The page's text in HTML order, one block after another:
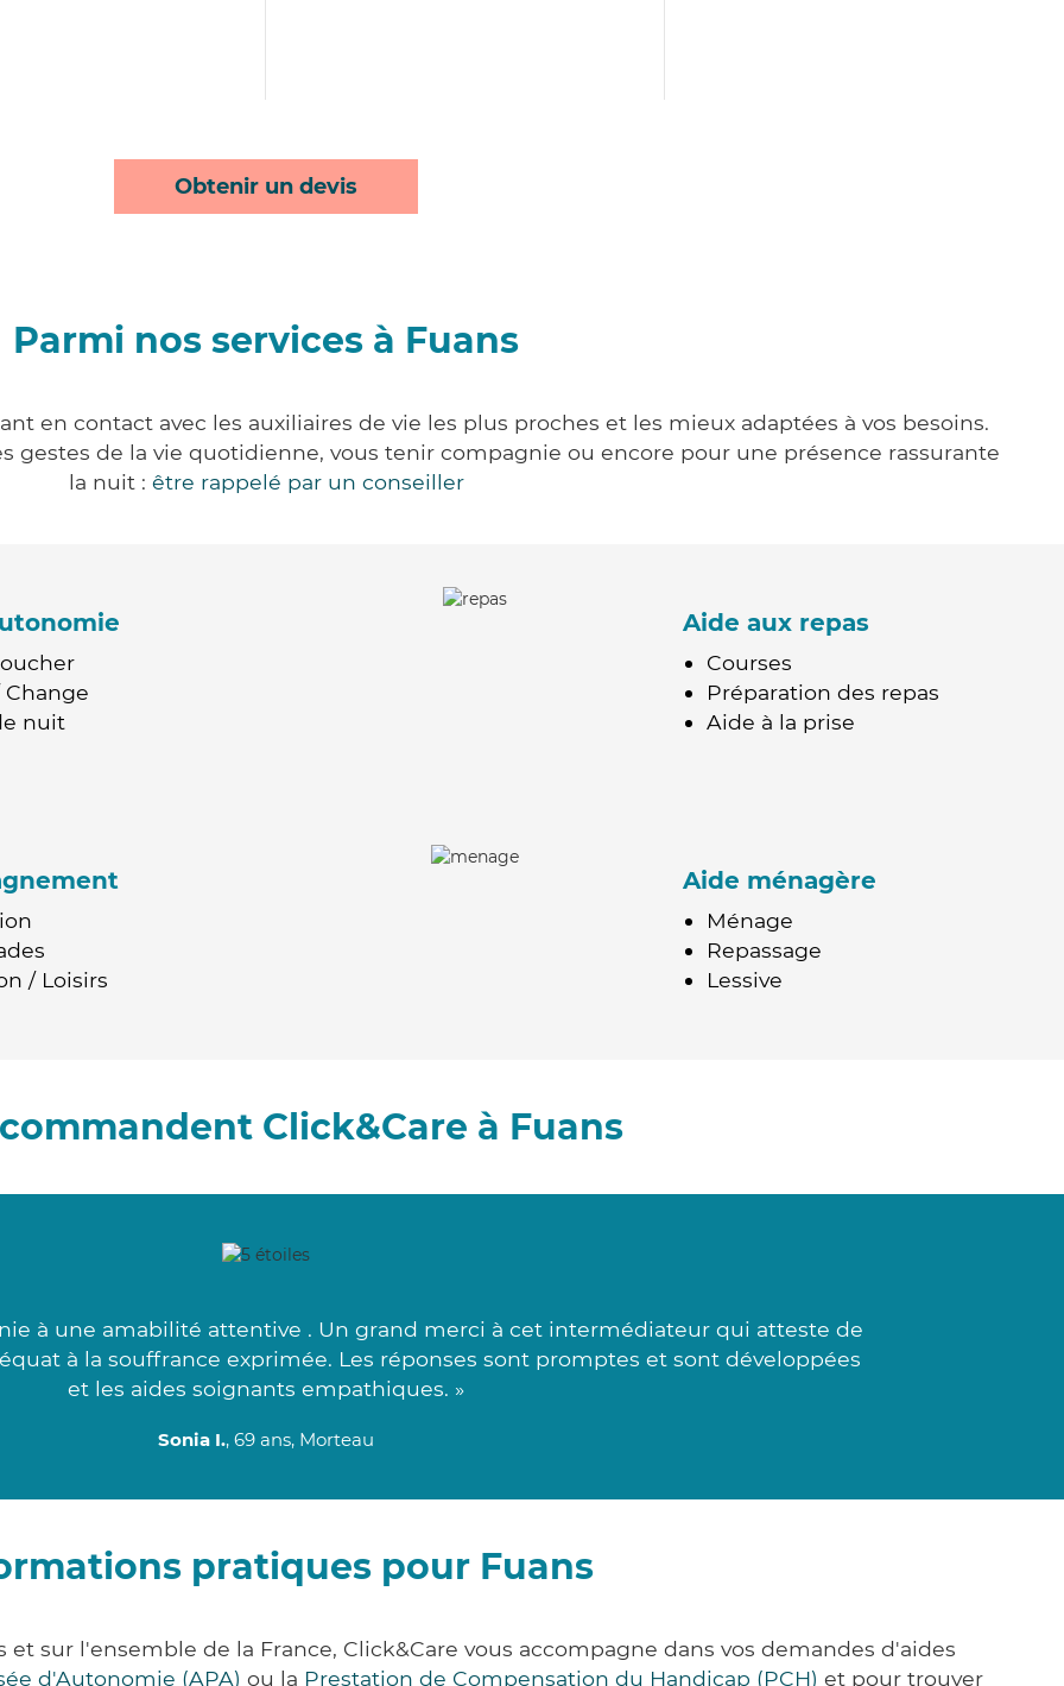
Obtenir un devis
Parmi nos services à Fuans
en contact avec les auxiliaires de vie les plus proches et les mieux adaptées à vos besoins.
gestes de la vie quotidienne, vous tenir compagnie ou encore pour une présence rassurante
la nuit : être rappelé par un conseiller
nuit
Aide aux repas
Courses
Préparation des repas
Aide à la prise
/ Loisirs
Aide ménagère
Ménage
Repassage
Lessive
Click&Care à Fuans
à une amabilité attentive . Un grand merci à cet intermédiateur qui atteste de
à la souffrance exprimée. Les réponses sont promptes et sont développées
et les aides soignants empathiques. »
Sonia I., 69 ans, Morteau
pratiques pour Fuans
sur l'ensemble de la France, Click&Care vous accompagne dans vos demandes d'aides
d'Autonomie (APA) ou la Prestation de Compensation du Handicap (PCH) et pour trouver